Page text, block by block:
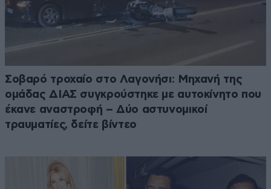
Σοβαρό τροχαίο στο Λαγονήσι: Μηχανή της
ομάδας ΔΙΑΣ συγκρούστηκε με αυτοκίνητο που
έκανε αναστροφή – Δύο αστυνομικοί
τραυματίες, δείτε βίντεο